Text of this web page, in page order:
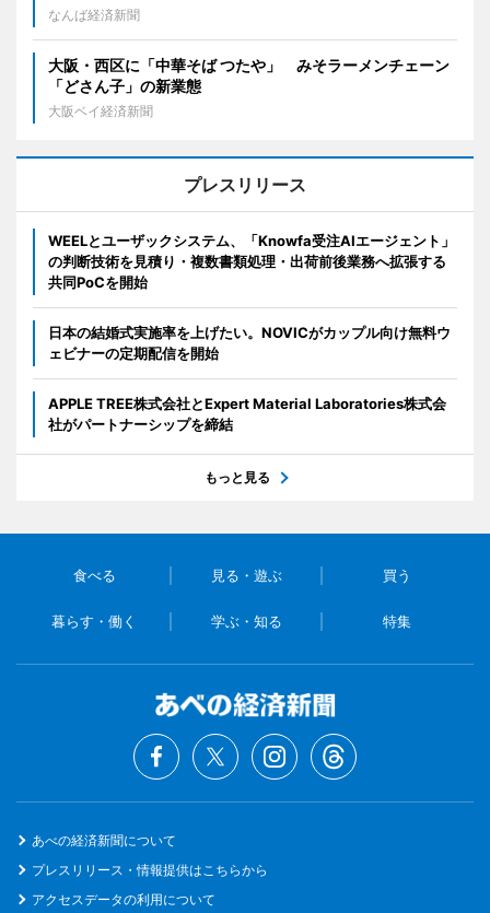
なんば経済新聞
大阪・西区に「中華そば つたや」 みそラーメンチェーン
「どさん子」の新業態
大阪ベイ経済新聞
プレスリリース
WEELとユーザックシステム、「Knowfa受注AIエージェント」
の判断技術を見積り・複数書類処理・出荷前後業務へ拡張する
共同PoCを開始
日本の結婚式実施率を上げたい。NOVICがカップル向け無料ウ
ェビナーの定期配信を開始
APPLE TREE株式会社とExpert Material Laboratories株式会
社がパートナーシップを締結
もっと見る
食べる 見る・遊ぶ 買う
暮らす・働く 学ぶ・知る 特集
あべの経済新聞について
プレスリリース・情報提供はこちらから
アクセスデータの利用について